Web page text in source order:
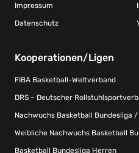
Impressum
Datenschutz
Kooperationen/Ligen
FIBA Basketball-Weltverband
DRS – Deutscher
Nachwuchs Basketball Bundesliga
Weibliche Nachwuchs Basketball
Basketball Bundesliga Herren